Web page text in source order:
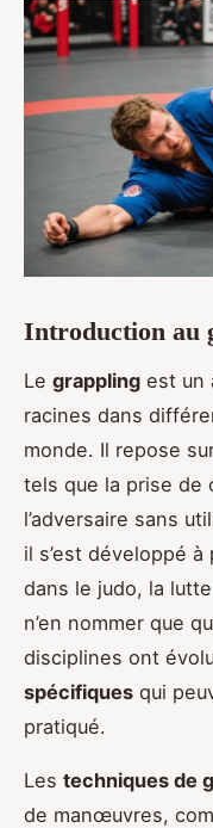
Introduction au
Le grappling est un
racines dans
monde. Il repose
tels que la prise de
l’adversaire sans
il s’est développé
dans le judo, la
n’en nommer que
disciplines ont
spécifiques qui
pratiqué.
Les techniques de
de manœuvres,